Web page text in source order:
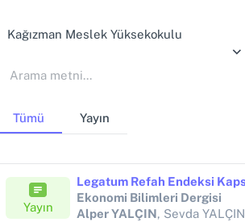
Kağızman Meslek Yüksekokulu
Tümü Yayın
Yayın
Ekonomi Bilimleri Dergisi
Alper YALÇIN, Sevda YALÇIN